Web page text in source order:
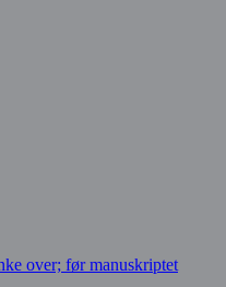
over; før manuskriptet